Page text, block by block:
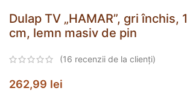
Dulap TV „HAMAR”, gri
cm, lemn masiv de pin
(16 recenzii de la clienți)
262,99 lei